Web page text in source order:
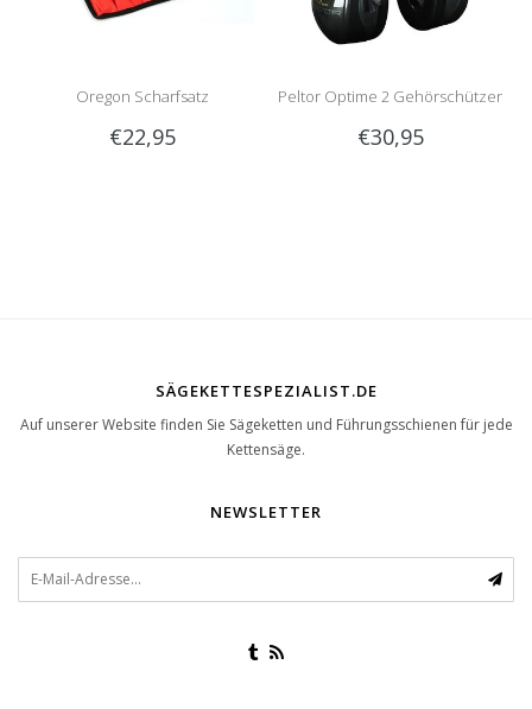
Oregon Scharfsatz
€22,95
Peltor Optime 2 Gehörschützer
€30,95
SÄGEKETTESPEZIALIST.DE
Auf unserer Website finden Sie Sägeketten und Führungsschienen für jede
Kettensäge.
NEWSLETTER